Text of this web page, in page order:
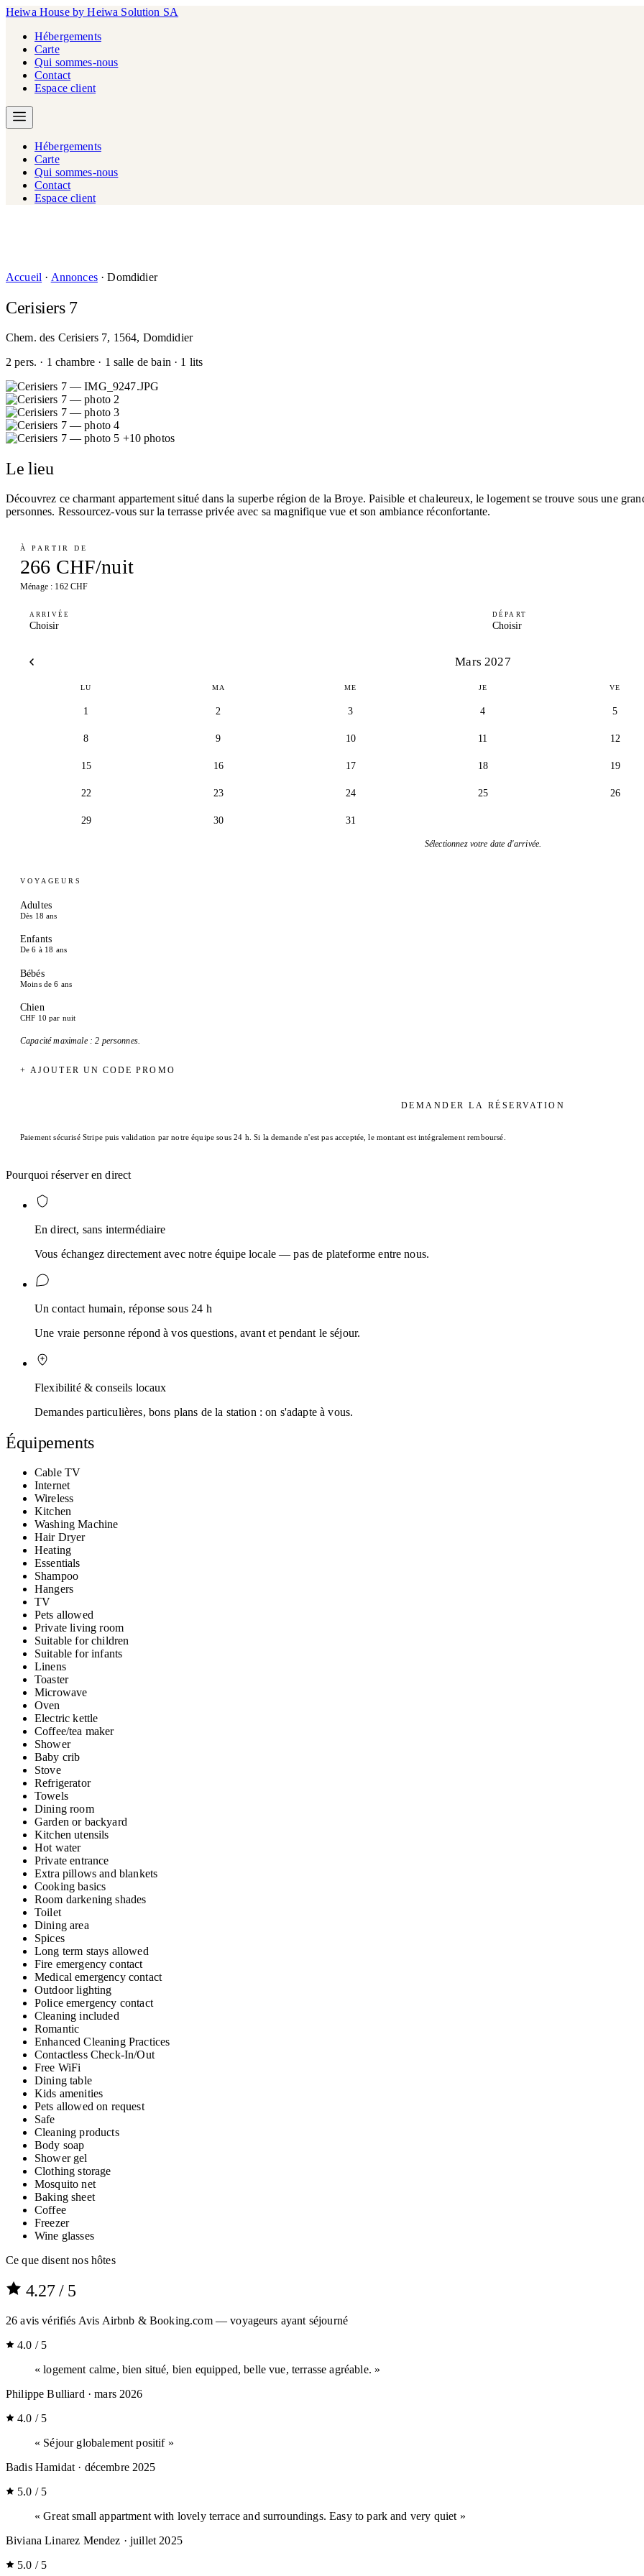
Heiwa House by Heiwa Solution SA
Hébergements
Carte
Qui sommes-nous
Contact
Espace client
Hébergements
Carte
Qui sommes-nous
Contact
Espace client
Accueil · Annonces · Domdidier
Cerisiers 7
Chem. des Cerisiers 7, 1564, Domdidier
2 pers. · 1 chambre · 1 salle de bain · 1 lits
+10 photos
Le lieu
Découvrez ce charmant appartement situé dans la superbe région de la Broye. Paisible et chaleureux, le logement se trouve sous une
personnes. Ressourcez-vous sur la terrasse privée avec sa magnifique vue et son ambiance réconfortante.
À PARTIR DE
266 CHF/nuit
Ménage : 162 CHF
ARRIVÉE
Choisir
DÉPART
Choisir
Mars 2027
LU MA ME JE VE
1 2 3 4 5
8 9 10 11 12
15 16 17 18 19
22 23 24 25 26
29 30 31
Sélectionnez votre date d'arrivée.
VOYAGEURS
Adultes
Dès 18 ans
Enfants
De 6 à 18 ans
Bébés
Moins de 6 ans
Chien
CHF 10 par nuit
Capacité maximale : 2 personnes.
+ AJOUTER UN CODE PROMO
DEMANDER LA RÉSERVATION
Paiement sécurisé Stripe puis validation par notre équipe sous 24 h. Si la demande n'est pas acceptée, le montant est intégralement remboursé.
Pourquoi réserver en direct
En direct, sans intermédiaire
Vous échangez directement avec notre équipe locale — pas de plateforme entre nous.
Un contact humain, réponse sous 24 h
Une vraie personne répond à vos questions, avant et pendant le séjour.
Flexibilité & conseils locaux
Demandes particulières, bons plans de la station : on s'adapte à vous.
Équipements
Cable TV
Internet
Wireless
Kitchen
Washing Machine
Hair Dryer
Heating
Essentials
Shampoo
Hangers
TV
Pets allowed
Private living room
Suitable for children
Suitable for infants
Linens
Toaster
Microwave
Oven
Electric kettle
Coffee/tea maker
Shower
Baby crib
Stove
Refrigerator
Towels
Dining room
Garden or backyard
Kitchen utensils
Hot water
Private entrance
Extra pillows and blankets
Cooking basics
Room darkening shades
Toilet
Dining area
Spices
Long term stays allowed
Fire emergency contact
Medical emergency contact
Outdoor lighting
Police emergency contact
Cleaning included
Romantic
Enhanced Cleaning Practices
Contactless Check-In/Out
Free WiFi
Dining table
Kids amenities
Pets allowed on request
Safe
Cleaning products
Body soap
Shower gel
Clothing storage
Mosquito net
Baking sheet
Coffee
Freezer
Wine glasses
Ce que disent nos hôtes
4.27 / 5
26 avis vérifiés Avis Airbnb & Booking.com — voyageurs ayant séjourné
4.0 / 5
« logement calme, bien situé, bien equipped, belle vue, terrasse agréable. »
Philippe Bulliard · mars 2026
4.0 / 5
« Séjour globalement positif »
Badis Hamidat · décembre 2025
5.0 / 5
« Great small appartment with lovely terrace and surroundings. Easy to park and very quiet »
Biviana Linarez Mendez · juillet 2025
5.0 / 5